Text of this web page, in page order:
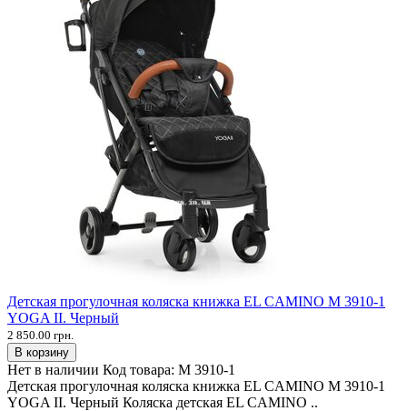
Детская прогулочная коляска книжка EL CAMINO M 3910-1
YOGA II. Черный
2 850.00 грн.
В корзину
Нет в наличии Код товара: M 3910-1
Детская прогулочная коляска книжка EL CAMINO M 3910-1
YOGA II. Черный Коляска детская EL CAMINO ..